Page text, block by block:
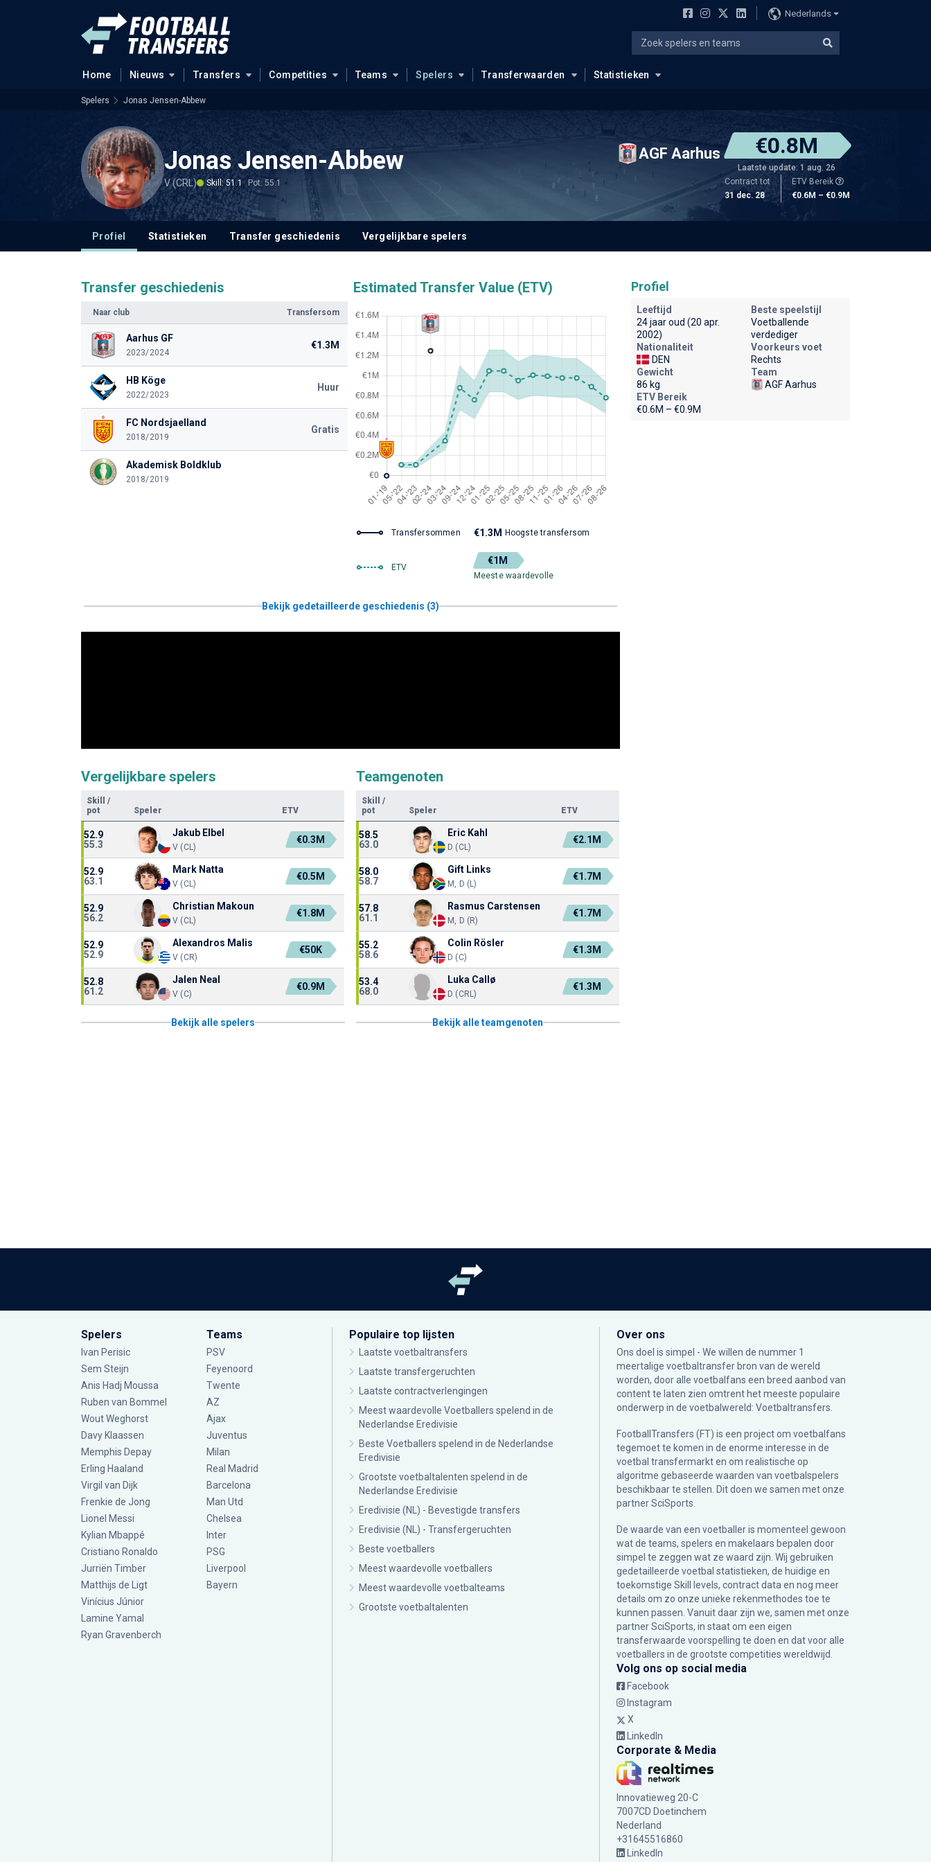
Nederlands
Home Nieuws Transfers Competities Teams Spelers Transferwaarden Statistieken
Spelers Jonas Jensen-Abbew
Jonas Jensen-Abbew
V (CRL) Skill: 51.1 Pot: 55.1
AGF Aarhus €0.8M
Laatste update: 1 aug. 26
Contract tot
31 dec. 28
ETV Bereik
€0.6M – €0.9M
Profiel Statistieken Transfer geschiedenis Vergelijkbare spelers
Transfer geschiedenis
Naar club Transfersom
Aarhus GF
2023/2024
€1.3M
HB Köge
2022/2023
Huur
FC Nordsjaelland
2018/2019
Gratis
Akademisk Boldklub
2018/2019
Estimated Transfer Value (ETV)
Transfersommen €1.3M Hoogste transfersom
ETV
€1M
Meeste waardevolle
Bekijk gedetailleerde geschiedenis (3)
Vergelijkbare spelers
Skill
/
pot
Speler ETV
52.9
55.3
Jakub Elbel
V (CL)
€0.3M
52.9
63.1
Mark Natta
V (CL)
€0.5M
52.9
56.2
Christian Makoun
V (CL)
€1.8M
52.9
52.9
Alexandros Malis
V (CR)
€50K
52.8
61.2
Jalen Neal
V (C)
€0.9M
Bekijk alle spelers
Teamgenoten
Skill
/
pot
Speler ETV
58.5
63.0
Eric Kahl
D (CL)
€2.1M
58.0
58.7
Gift Links
M, D (L)
€1.7M
57.8
61.1
Rasmus Carstensen
M, D (R)
€1.7M
55.2
58.6
Colin Rösler
D (C)
€1.3M
53.4
68.0
Luka Callø
D (CRL)
€1.3M
Bekijk alle teamgenoten
Profiel
Leeftijd
24 jaar oud (20 apr.
2002)
Beste speelstijl
Voetballende
verdediger
Nationaliteit
DEN
Voorkeurs voet
Rechts
Gewicht
86 kg
Team
AGF Aarhus
ETV Bereik
€0.6M – €0.9M
Spelers
Ivan Perisic
Sem Steijn
Anis Hadj Moussa
Ruben van Bommel
Wout Weghorst
Davy Klaassen
Memphis Depay
Erling Haaland
Virgil van Dijk
Frenkie de Jong
Lionel Messi
Kylian Mbappé
Cristiano Ronaldo
Jurriën Timber
Matthijs de Ligt
Vinícius Júnior
Lamine Yamal
Ryan Gravenberch
Teams
PSV
Feyenoord
Twente
AZ
Ajax
Juventus
Milan
Real Madrid
Barcelona
Man Utd
Chelsea
Inter
PSG
Liverpool
Bayern
Populaire top lijsten
Laatste voetbaltransfers
Laatste transfergeruchten
Laatste contractverlengingen
Meest waardevolle Voetballers spelend in de
Nederlandse Eredivisie
Beste Voetballers spelend in de Nederlandse
Eredivisie
Grootste voetbaltalenten spelend in de
Nederlandse Eredivisie
Eredivisie (NL) - Bevestigde transfers
Eredivisie (NL) - Transfergeruchten
Beste voetballers
Meest waardevolle voetballers
Meest waardevolle voetbalteams
Grootste voetbaltalenten
Over ons
Ons doel is simpel - We willen de nummer 1
meertalige voetbaltransfer bron van de wereld
worden, door alle voetbalfans een breed aanbod van
content te laten zien omtrent het meeste populaire
onderwerp in de voetbalwereld: Voetbaltransfers.
FootballTransfers (FT) is een project om voetbalfans
tegemoet te komen in de enorme interesse in de
voetbal transfermarkt en om realistische op
algoritme gebaseerde waarden van voetbalspelers
beschikbaar te stellen. Dit doen we samen met onze
partnerSciSports
De waarde van een voetballer is momenteel gewoon
wat de teams, spelers en makelaars bepalen door
simpel te zeggen wat ze waard zijn. Wij gebruiken
gedetailleerde voetbal statistieken, de huidige en
toekomstige Skill levels, contract data en nog meer
details om zo onze unieke rekenmethodes toe te
kunnen passen. Vanuit daar zijn we, samen met onze
partner SciSports, in staat om een eigen
transferwaarde voorspelling te doen en dat voor alle
voetballers in de grootste competities wereldwijd.
Volg ons op social media
Facebook
Instagram
X
LinkedIn
Corporate & Media
Innovatieweg 20-C
7007CD Doetinchem
Nederland
+31645516860
LinkedIn